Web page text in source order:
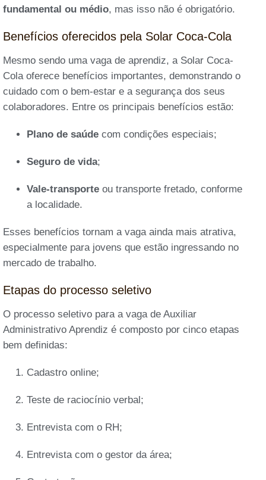
fundamental ou médio, mas isso não é obrigatório.
Benefícios oferecidos pela Solar Coca-Cola
Mesmo sendo uma vaga de aprendiz, a Solar Coca-
Cola oferece benefícios importantes, demonstrando o
cuidado com o bem-estar e a segurança dos seus
colaboradores. Entre os principais benefícios estão:
Plano de saúde com condições especiais;
Seguro de vida;
Vale-transporte ou transporte fretado, conforme
a localidade.
Esses benefícios tornam a vaga ainda mais atrativa,
especialmente para jovens que estão ingressando no
mercado de trabalho.
Etapas do processo seletivo
O processo seletivo para a vaga de Auxiliar
Administrativo Aprendiz é composto por cinco etapas
bem definidas:
Cadastro online;
Teste de raciocínio verbal;
Entrevista com o RH;
Entrevista com o gestor da área;